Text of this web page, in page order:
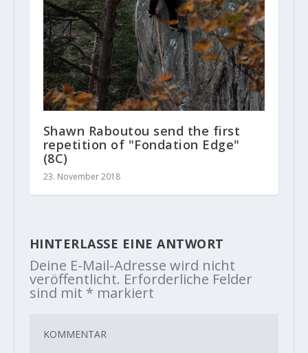
Shawn Raboutou send the first
repetition of "Fondation Edge"
(8C)
23. November 2018
HINTERLASSE EINE ANTWORT
Deine E-Mail-Adresse wird nicht
veröffentlicht. Erforderliche Felder
sind mit * markiert